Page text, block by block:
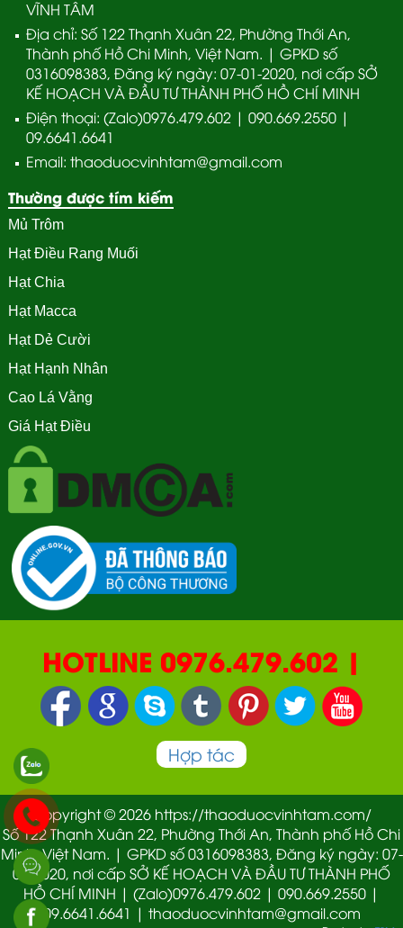
VĨNH TÂM
Địa chỉ: Số 122 Thạnh Xuân 22, Phường Thới An,
Thành phố Hồ Chi Minh, Việt Nam. | GPKD số
0316098383, Đăng ký ngày: 07-01-2020, nơi cấp SỞ
KẾ HOẠCH VÀ ĐẦU TƯ THÀNH PHỐ HỒ CHÍ MINH
Điện thoại: (Zalo)0976.479.602 | 090.669.2550 |
09.6641.6641
Email: thaoduocvinhtam@gmail.com
Thường được tím kiếm
Mủ Trôm
Hạt Điều Rang Muối
Hạt Chia
Hạt Macca
Hạt Dẻ Cười
Hạt Hạnh Nhân
Cao Lá Vằng
Giá Hạt Điều
HOTLINE 0976.479.602 |
090.669.2550 | 0987.877.193
Hợp tác
Copyright © 2026 https://thaoduocvinhtam.com/
Số 122 Thạnh Xuân 22, Phường Thới An, Thành phố Hồ Chi
Minh, Việt Nam. | GPKD số 0316098383, Đăng ký ngày: 07-
01-2020, nơi cấp SỞ KẾ HOẠCH VÀ ĐẦU TƯ THÀNH PHỐ
HỒ CHÍ MINH | (Zalo)0976.479.602 | 090.669.2550 |
09.6641.6641 | thaoduocvinhtam@gmail.com